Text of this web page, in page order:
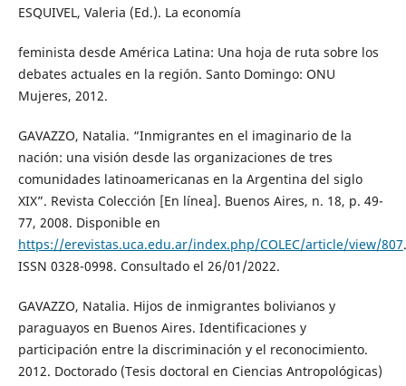
ESQUIVEL, Valeria (Ed.). La economía
feminista desde América Latina: Una hoja de ruta sobre los
debates actuales en la región. Santo Domingo: ONU
Mujeres, 2012.
GAVAZZO, Natalia. “Inmigrantes en el imaginario de la
nación: una visión desde las organizaciones de tres
comunidades latinoamericanas en la Argentina del siglo
XIX”. Revista Colección [En línea]. Buenos Aires, n. 18, p. 49-
77, 2008. Disponible en
https://erevistas.uca.edu.ar/index.php/COLEC/article/view/807.
ISSN 0328-0998. Consultado el 26/01/2022.
GAVAZZO, Natalia. Hijos de inmigrantes bolivianos y
paraguayos en Buenos Aires. Identificaciones y
participación entre la discriminación y el reconocimiento.
2012. Doctorado (Tesis doctoral en Ciencias Antropológicas)